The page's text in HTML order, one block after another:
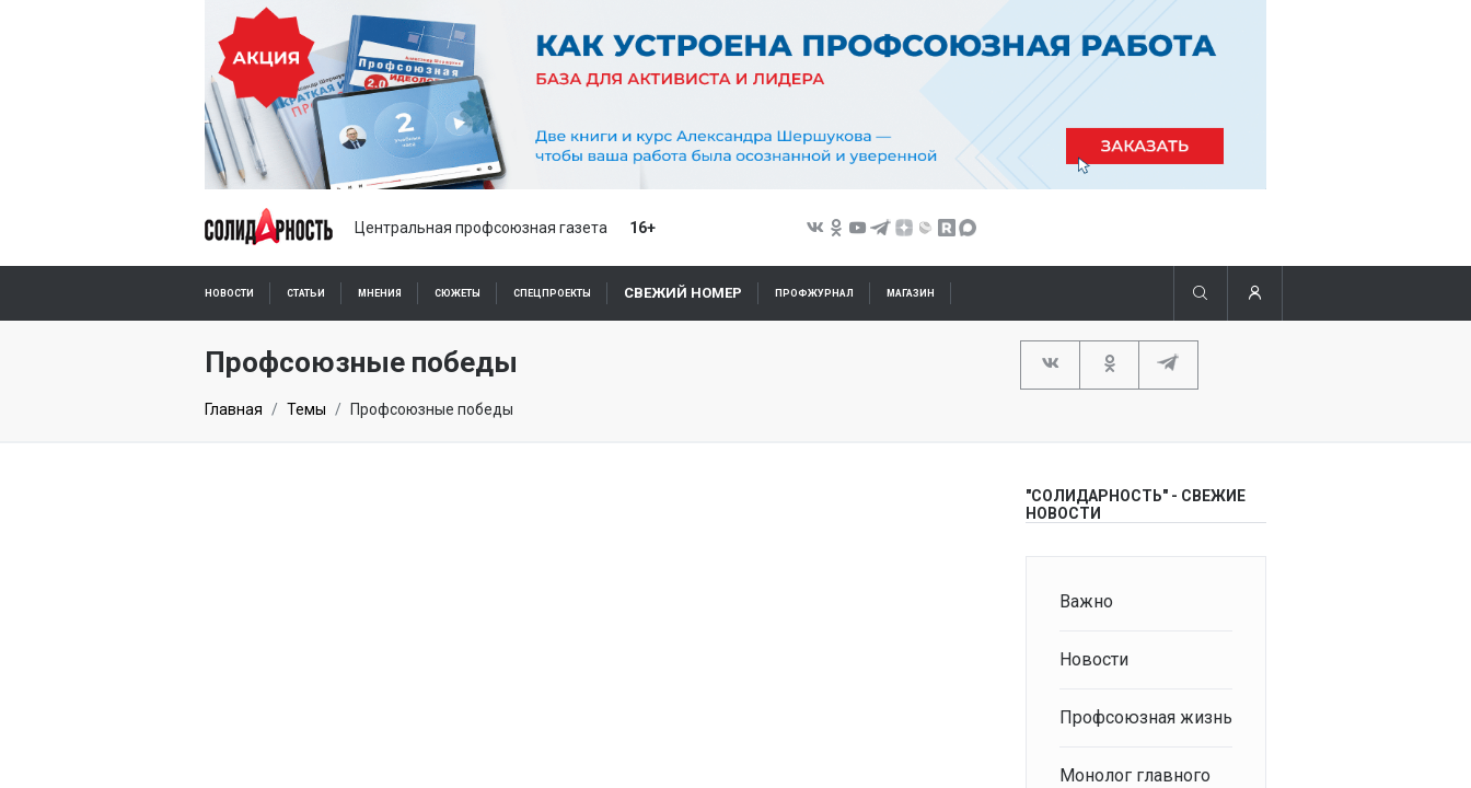
Центральная профсоюзная газета 16+
НОВОСТИ СТАТЬИ МНЕНИЯ СЮЖЕТЫ СПЕЦПРОЕКТЫ СВЕЖИЙ НОМЕР ПРОФЖУРНАЛ МАГАЗИН
ПОДПИСКА ОНЛАЙН
Профсоюзные победы
Главная Темы Профсоюзные победы
"СОЛИДАРНОСТЬ" - СВЕЖИЕ
НОВОСТИ
Важно
Новости
Профсоюзная жизнь
Монолог главного